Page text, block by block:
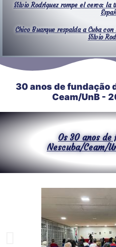
Silvio Rodríguez rompe el cerco: la
Chico Buarque respalda a Cuba
Silvio
30 anos de fundação
Ceam/UnB -
Os 30 anos
Nescuba/Ceam/